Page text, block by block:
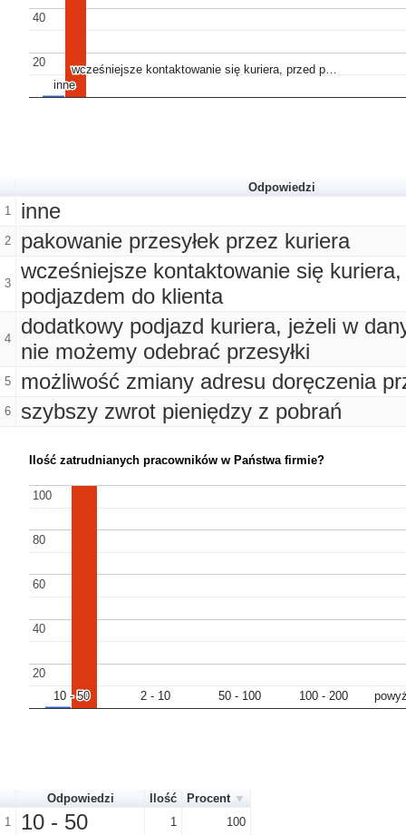
inne
inne
wcześniejsze kontaktowanie się kuriera, przed p…
wcześniejsze kontaktowanie się kuriera, przed p…
20
20
40
40
Odpowiedzi
1
inne
2 pakowanie przesyłek przez kuriera
3
wcześniejsze kontaktowanie się
podjazdem do klienta
4
dodatkowy podjazd kuriera, jeżeli w
nie możemy odebrać przesyłki
5 możliwość zmiany adresu doręczenia
6 szybszy zwrot pieniędzy z pobrań
Ilość zatrudnianych pracowników w Państwa firmie?
10 - 50
10 - 50 2 - 10
2 - 10 50 - 100
50 - 100 100 - 200
100 - 200
20
20
40
40
60
60
80
80
100
100
Odpowiedzi Ilość
Procent
1
10 - 50 1 100